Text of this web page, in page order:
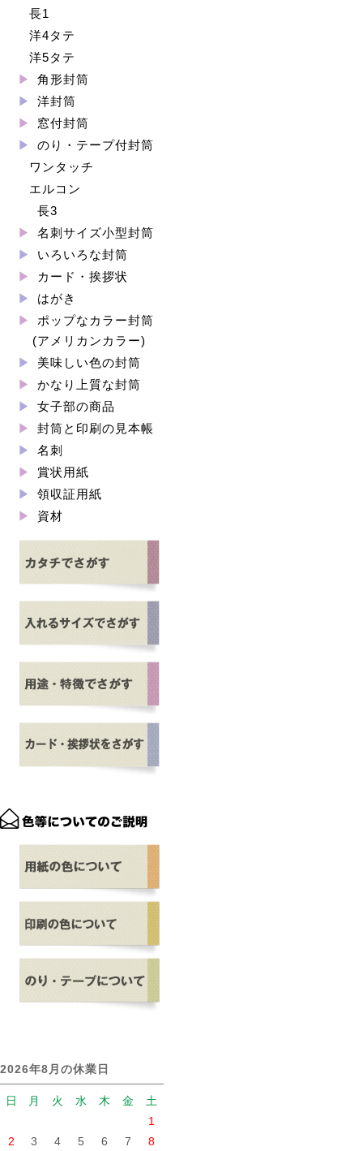
長1
洋4タテ
洋5タテ
角形封筒
洋封筒
窓付封筒
のり・テープ付封筒
ワンタッチ
エルコン
長3
名刺サイズ小型封筒
いろいろな封筒
カード・挨拶状
はがき
ポップなカラー封筒
(アメリカンカラー)
美味しい色の封筒
かなり上質な封筒
女子部の商品
封筒と印刷の見本帳
名刺
賞状用紙
領収証用紙
資材
2026年8月の休業日
日 月 火 水 木 金
土
1
2
3 4 5 6 7 8